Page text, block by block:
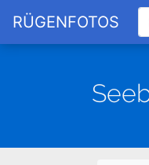
RÜGENFOTOS